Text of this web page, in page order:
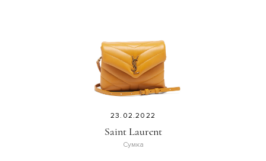
23.02.2022
Saint Laurent
Сумка